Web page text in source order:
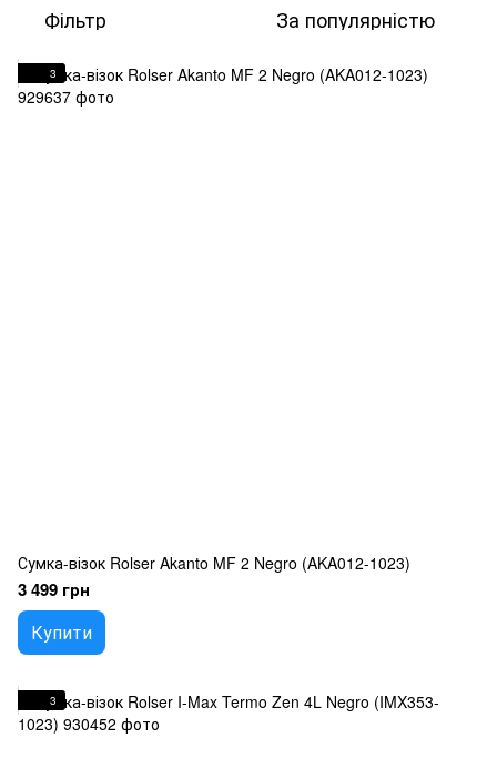
Фільтр За популярністю
3
Сумка-візок Rolser Akanto MF 2 Negro (AKA012-1023)
3 499 грн
Купити
3